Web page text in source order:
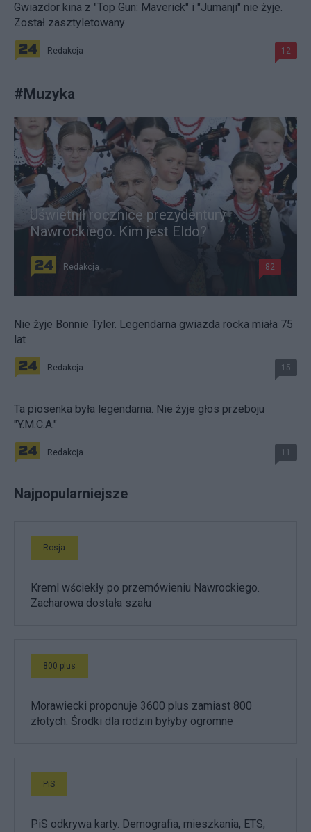
Gwiazdor kina z "Top Gun: Maverick" i "Jumanji" nie żyje.
Został zasztyletowany
Redakcja 12
#Muzyka
Uświetnił rocznicę prezydentury
Nawrockiego. Kim jest Eldo?
Redakcja 82
Nie żyje Bonnie Tyler. Legendarna gwiazda rocka miała 75
lat
Redakcja 15
Ta piosenka była legendarna. Nie żyje głos przeboju
"Y.M.C.A."
Redakcja 11
Najpopularniejsze
Rosja
Kreml wściekły po przemówieniu Nawrockiego.
Zacharowa dostała szału
800 plus
Morawiecki proponuje 3600 plus zamiast 800
złotych. Środki dla rodzin byłyby ogromne
PiS
PiS odkrywa karty. Demografia, mieszkania, ETS,